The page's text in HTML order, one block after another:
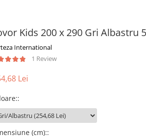
Kids 200 x 290 Gri Albastru
International
1 Review
Lei
:
(cm)::